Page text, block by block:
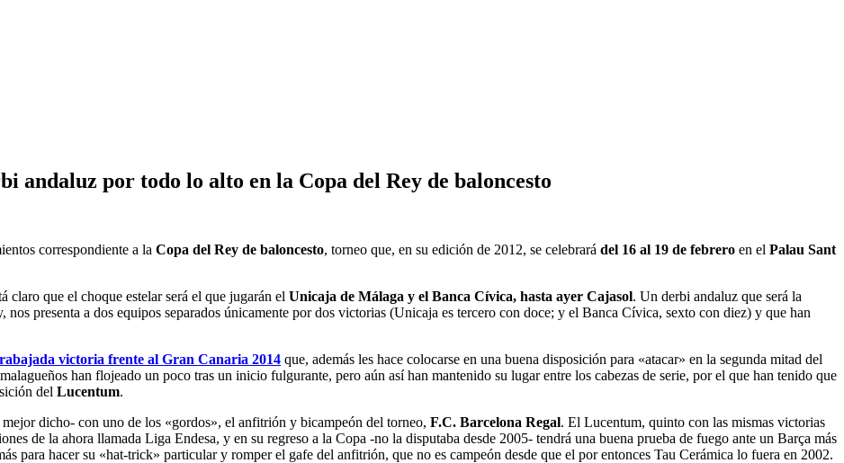
andaluz por todo lo alto en la Copa del Rey de baloncesto
correspondiente a la Copa del Rey de baloncesto, torneo que, en su edición de 2012, se celebrará del 16 al 19 de febrero en el Palau Sant
claro que el choque estelar será el que jugarán el Unicaja de Málaga y el Banca Cívica, hasta ayer Cajasol. Un derbi andaluz que será la
presenta a dos equipos separados únicamente por dos victorias (Unicaja es tercero con doce; y el Banca Cívica, sexto con diez) y que han
victoria frente al Gran Canaria 2014 que, además les hace colocarse en una buena disposición para «atacar» en la segunda mitad del
han flojeado un poco tras un inicio fulgurante, pero aún así han mantenido su lugar entre los cabezas de serie, por el que han tenido que
del Lucentum.
dicho- con uno de los «gordos», el anfitrión y bicampeón del torneo, F.C. Barcelona Regal. El Lucentum, quinto con las mismas victorias
de la ahora llamada Liga Endesa, y en su regreso a la Copa -no la disputaba desde 2005- tendrá una buena prueba de fuego ante un Barça más
para hacer su «hat-trick» particular y romper el gafe del anfitrión, que no es campeón desde que el por entonces Tau Cerámica lo fuera en 2002.